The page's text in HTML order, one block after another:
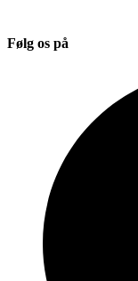
Følg os på